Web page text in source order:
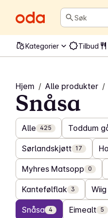
Søk
Kategorier Tilbud
Hjem / Alle produkter /
Snåsa
Alle 425 Toddum
Sørlandskjøtt 17
Myhres Matsopp 0
Kantefølflak 3
Snåsa 4 Eimealt 5